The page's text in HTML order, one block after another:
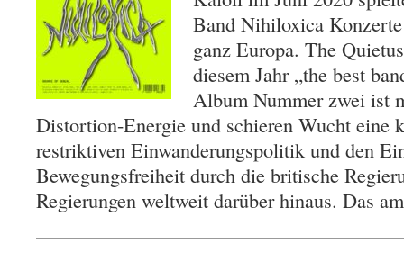
Band Nihiloxica
ganz Europa. The
diesem Jahr „the best
Album Nummer zwei ist
Distortion-Energie und schieren Wucht eine
restriktiven Einwanderungspolitik und den
Bewegungsfreiheit durch die britische
Regierungen weltweit darüber hinaus. Das